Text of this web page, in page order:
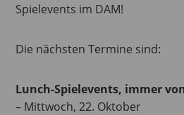
Spielevents im DAM!
Die nächsten Termine sind:
Lunch-Spielevents, immer
– Mittwoch, 22. Oktober